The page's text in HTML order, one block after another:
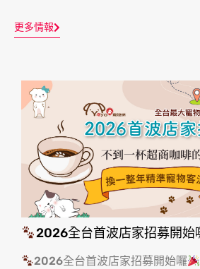
更多情報
2026全台首波店家招募開始
2026全台首波店家招募開始囉